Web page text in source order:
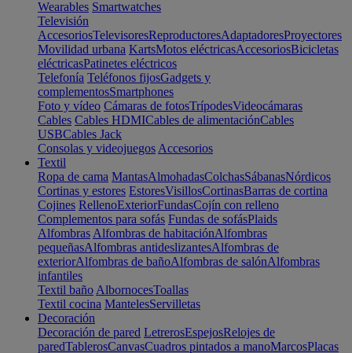
Wearables Smartwatches
Televisión
AccesoriosTelevisoresReproductoresAdaptadoresProyectores
Movilidad urbana KartsMotos eléctricasAccesoriosBicicletas
eléctricasPatinetes eléctricos
Telefonía Teléfonos fijosGadgets y
complementosSmartphones
Foto y vídeo Cámaras de fotosTrípodesVideocámaras
Cables Cables HDMICables de alimentaciónCables
USBCables Jack
Consolas y videojuegos Accesorios
Textil
Ropa de cama MantasAlmohadasColchasSábanasNórdicos
Cortinas y estores EstoresVisillosCortinasBarras de cortina
Cojines RellenoExteriorFundasCojín con relleno
Complementos para sofás Fundas de sofásPlaids
Alfombras Alfombras de habitaciónAlfombras
pequeñasAlfombras antideslizantesAlfombras de
exteriorAlfombras de bañoAlfombras de salónAlfombras
infantiles
Textil baño AlbornocesToallas
Textil cocina MantelesServilletas
Decoración
Decoración de pared LetrerosEspejosRelojes de
paredTablerosCanvasCuadros pintados a manoMarcosPlacas